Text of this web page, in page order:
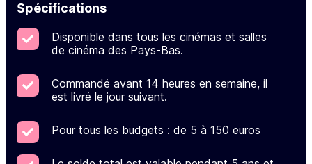
Spécifications
Disponible dans tous les cinémas et salles
de cinéma des Pays-Bas.
Commandé avant 14 heures en semaine, il
est livré le jour suivant.
Pour tous les budgets : de 5 à 150 euros